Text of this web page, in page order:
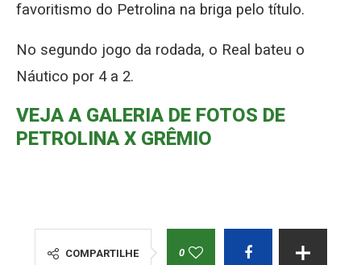
favoritismo do Petrolina na briga pelo título.
No segundo jogo da rodada, o Real bateu o
Náutico por 4 a 2.
VEJA A GALERIA DE FOTOS DE
PETROLINA X GRÊMIO
COMPARTILHE 0